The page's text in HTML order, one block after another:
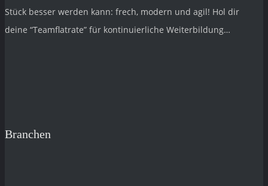
Stück besser werden kann: frech, modern und agil! Hol dir
deine “Teamflatrate” für kontinuierliche Weiterbildung…
Branchen